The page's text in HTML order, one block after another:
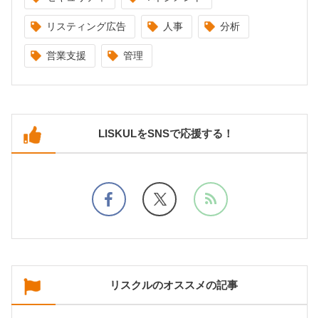
リスティング広告 人事 分析
営業支援 管理
LISKULをSNSで応援する！
リスクルのオススメの記事